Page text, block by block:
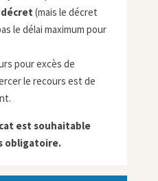
(mais le décret
le délai maximum pour
pour excès de
le recours est de
est souhaitable
obligatoire.